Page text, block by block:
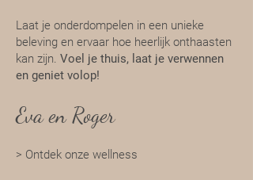
Laat je onderdompelen in een unieke
beleving en ervaar hoe heerlijk onthaasten
kan zijn. Voel je thuis, laat je verwennen
en geniet volop!
Eva en Roger
> Ontdek onze wellness